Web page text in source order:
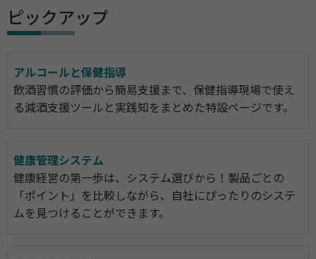
ピックアップ
アルコールと保健指導
飲酒習慣の評価から簡易支援まで、保健指導現場で使え
る減酒支援ツールと実践知をまとめた特設ページです。
健康管理システム
健康経営の第一歩は、システム選びから！製品ごとの
「ポイント」を比較しながら、自社にぴったりのシステ
ムを見つけることができます。